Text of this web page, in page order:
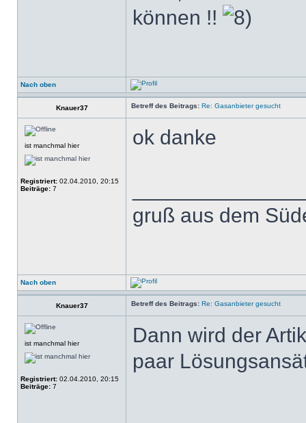
können !!
Nach oben
Knauer37 Betreff des Beitrags: Re: Gasanbieter gesucht
ist manchmal hier
Registriert: 02.04.2010, 20:15
Beiträge: 7
ok danke
gruß aus dem
Nach oben
Knauer37 Betreff des Beitrags: Re: Gasanbieter gesucht
ist manchmal hier
Registriert: 02.04.2010, 20:15
Beiträge: 7
Dann wird der
paar